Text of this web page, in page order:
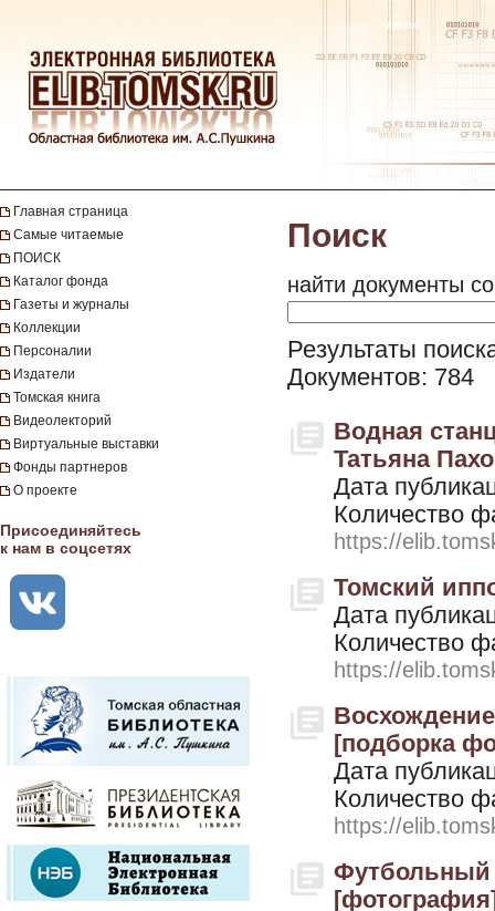
Главная страница
Самые читаемые
ПОИСК
Каталог фонда
Газеты и журналы
Коллекции
Персоналии
Издатели
Томская книга
Видеолекторий
Виртуальные выставки
Фонды партнеров
О проекте
Присоединяйтесь
к нам в соцсетях
Поиск
найти документы
Результаты
Документов: 784
Водная
Татьяна
Дата
Количество
https://
Томский
Дата
Количество
https://
[подборка
Дата
Количество
https://
Футбольный